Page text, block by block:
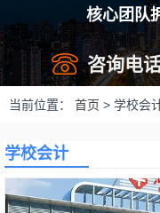
核心团队
咨询电
当前位置： 首页 > 学校会
学校会计